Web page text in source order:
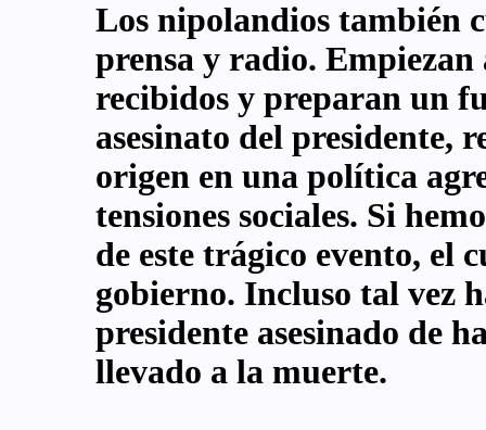
Los nipolandios también
prensa y radio. Empiezan
recibidos y preparan un
asesinato del presidente,
origen en una política
tensiones sociales. Si
de este trágico evento, el
gobierno. Incluso tal vez
presidente asesinado de
llevado a la muerte.